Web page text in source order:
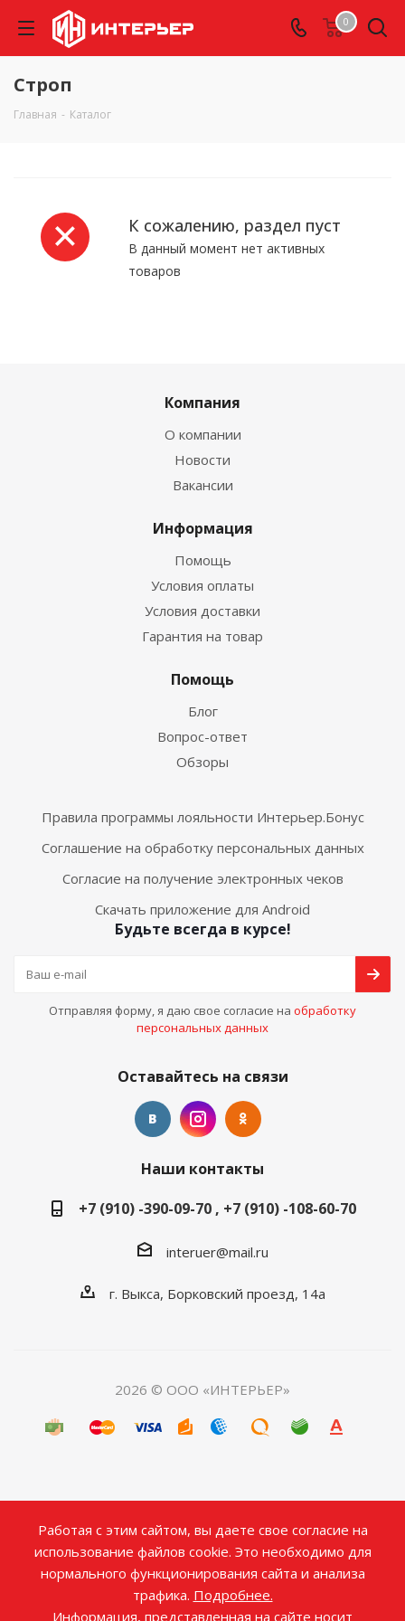
0
Строп
Главная - Каталог
К сожалению, раздел пуст
В данный момент нет активных
товаров
Компания
О компании
Новости
Вакансии
Информация
Помощь
Условия оплаты
Условия доставки
Гарантия на товар
Помощь
Блог
Вопрос-ответ
Обзоры
Правила программы лояльности Интерьер.Бонус
Соглашение на обработку персональных данных
Согласие на получение электронных чеков
Скачать приложение для Android
Будьте всегда в курсе!
Отправляя форму, я даю свое согласие на обработку
персональных данных
Оставайтесь на связи
Наши контакты
+7 (910) -390-09-70 , +7 (910) -108-60-70
interuer@mail.ru
г. Выкса, Борковский проезд, 14а
2026 © ООО «ИНТЕРЬЕР»
Работая с этим сайтом, вы даете свое согласие на
использование файлов cookie. Это необходимо для
нормального функционирования сайта и анализа
трафика. Подробнее.
Информация, представленная на сайте носит